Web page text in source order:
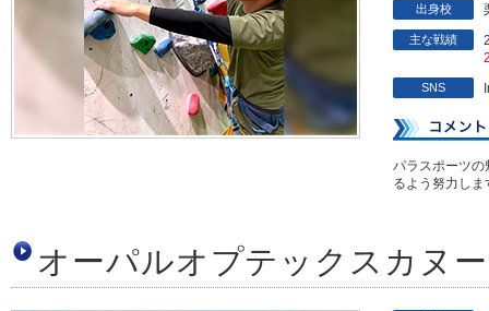
出身校
主な戦績
SNS
パラスポーツ
るよう努力し
オーパルオプテックスカヌ